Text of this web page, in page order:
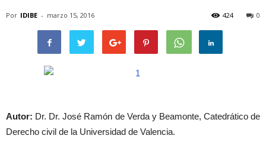
Por IDIBE - marzo 15, 2016 0
424
Autor: Dr. Dr. José Ramón de Verda y Beamonte, Catedrático de
Derecho civil de la Universidad de Valencia.